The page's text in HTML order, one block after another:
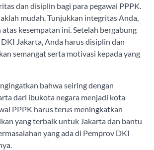
dan disiplin bagi para pegawai PPPK.
mudah. Tunjukkan integritas Anda,
kesempatan ini. Setelah bergabung
Jakarta, Anda harus disiplin dan
semangat serta motivasi kepada yang
bahwa seiring dengan
dari ibukota negara menjadi kota
PPPK harus terus meningkatkan
yang terbaik untuk Jakarta dan bantu
yang ada di Pemprov DKI